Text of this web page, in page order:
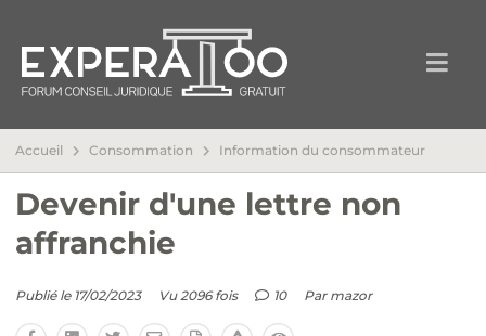
Accueil Consommation Information du consommateur
Devenir d'une lettre non
affranchie
Publié le 17/02/2023 Vu 2096 fois 10 Par mazor